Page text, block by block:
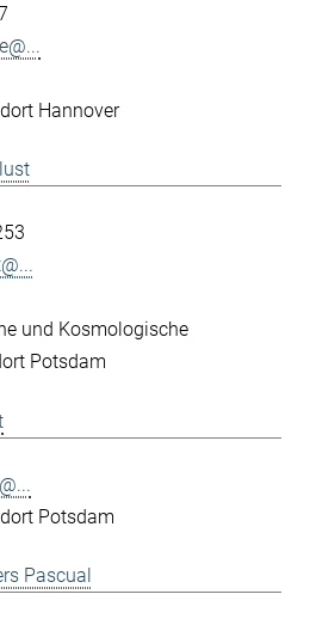
Hannover
und Kosmologische
Potsdam
Potsdam
Pascual